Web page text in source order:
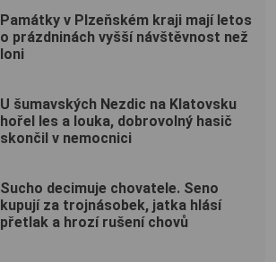
Památky v Plzeňském kraji mají letos
o prázdninách vyšší návštěvnost než
loni
U šumavských Nezdic na Klatovsku
hořel les a louka, dobrovolný hasič
skončil v nemocnici
Sucho decimuje chovatele. Seno
kupují za trojnásobek, jatka hlásí
přetlak a hrozí rušení chovů